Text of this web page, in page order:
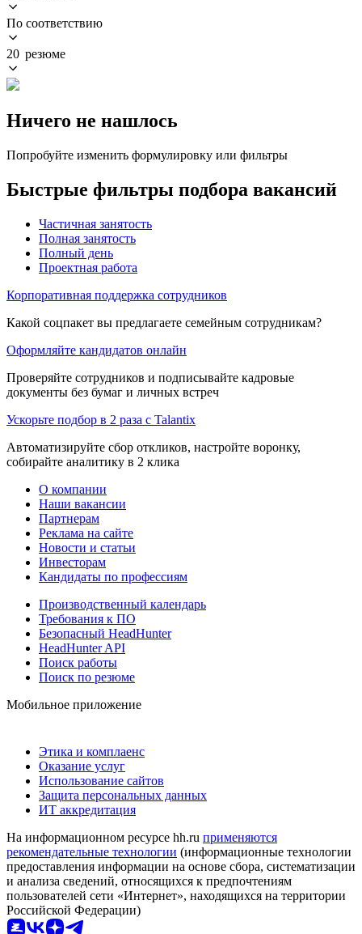
По соответствию
20 резюме
Ничего не нашлось
Попробуйте изменить формулировку или фильтры
Быстрые фильтры подбора вакансий
Частичная занятость
Полная занятость
Полный день
Проектная работа
Корпоративная поддержка сотрудников
Какой соцпакет вы предлагаете семейным сотрудникам?
Оформляйте кандидатов онлайн
Проверяйте сотрудников и подписывайте кадровые
документы без бумаг и личных встреч
Ускорьте подбор в 2 раза с Talantix
Автоматизируйте сбор откликов, настройте воронку,
собирайте аналитику в 2 клика
О компании
Наши вакансии
Партнерам
Реклама на сайте
Новости и статьи
Инвесторам
Кандидаты по профессиям
Производственный календарь
Требования к ПО
Безопасный HeadHunter
HeadHunter API
Поиск работы
Поиск по резюме
Мобильное приложение
Этика и комплаенс
Оказание услуг
Использование сайтов
Защита персональных данных
ИТ аккредитация
На информационном ресурсе hh.ru применяются
рекомендательные технологии (информационные технологии
предоставления информации на основе сбора, систематизации
и анализа сведений, относящихся к предпочтениям
пользователей сети «Интернет», находящихся на территории
Российской Федерации)